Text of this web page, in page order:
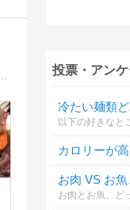
エステティシャンが栄養学+東洋医学をベースに女性の健康美を育てる本格派Wellness Beauty salon☆ 投票・アンケ
冷たい麺類
カロリーが
お肉 VS お
お肉とお魚、ど